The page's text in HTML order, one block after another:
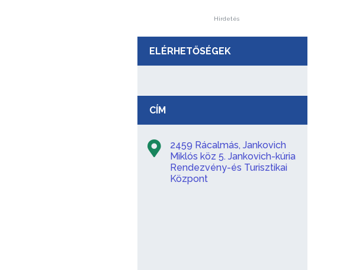
Hirdetés
ELÉRHETŐSÉGEK
CÍM
2459 Rácalmás, Jankovich
Miklós köz 5. Jankovich-kúria
Rendezvény-és Turisztikai
Központ